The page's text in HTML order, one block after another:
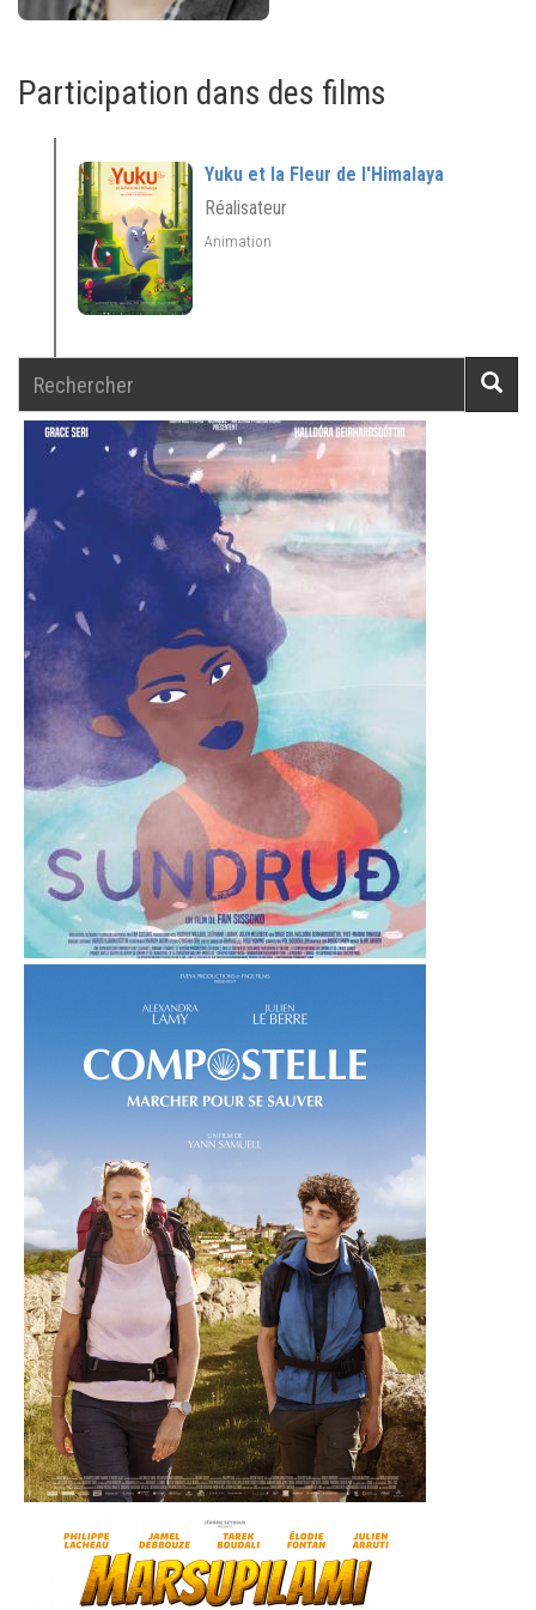
Participation dans des films
Yuku et la Fleur de l'Himalaya
Réalisateur
Animation